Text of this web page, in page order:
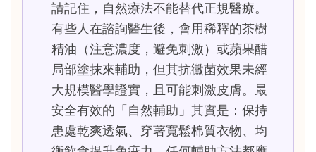
請記住，自然療法不能替代正規醫療。
有些人在諮詢醫生後，會用稀釋的茶樹
精油（注意濃度，避免刺激）或蘋果醋
局部塗抹來輔助，但其抗黴菌效果未經
大規模醫學證實，且可能刺激皮膚。最
安全有效的「自然輔助」其實是：保持
患處乾爽透氣、穿著寬鬆棉質衣物、均